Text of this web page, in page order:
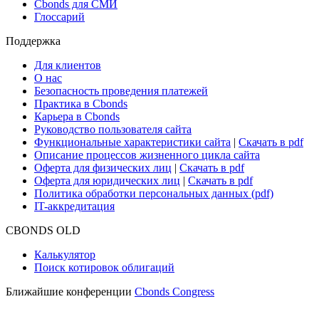
Cbonds для СМИ
Глоссарий
Поддержка
Для клиентов
О нас
Безопасность проведения платежей
Практика в Cbonds
Карьера в Cbonds
Руководство пользователя сайта
Функциональные характеристики сайта | Скачать в pdf
Описание процессов жизненного цикла сайта
Оферта для физических лиц | Скачать в pdf
Оферта для юридических лиц | Скачать в pdf
Политика обработки персональных данных (pdf)
IT-аккредитация
CBONDS OLD
Калькулятор
Поиск котировок облигаций
Ближайшие конференции Cbonds Congress